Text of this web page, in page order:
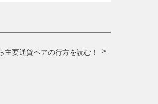
主要通貨ペアの行方を読む！